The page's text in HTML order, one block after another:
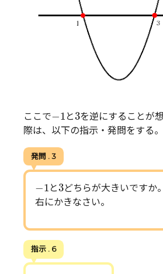
ここで−1
1 と3
3を逆にすることが
際は、以下の指示・発問をする。
発問 . 3
−1
1 と3
3 どちらが大きいですか
右にかきなさい。
指示 . 6